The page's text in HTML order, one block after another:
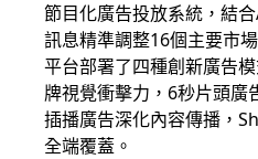
節目化廣告投放系統，結
訊息精準調整16個主要市
平台部署了四種創新廣告
牌視覺衝擊力，6秒片頭
插播廣告深化內容傳播，
全端覆蓋。